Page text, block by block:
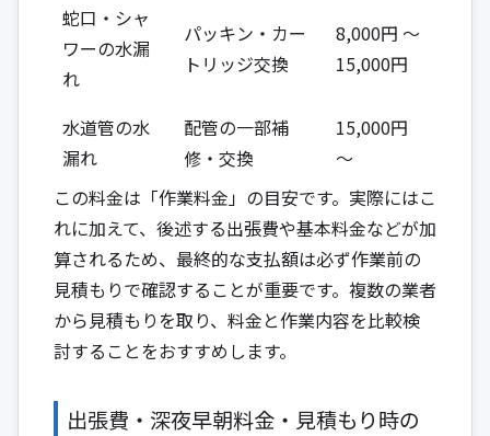
蛇口・シャ
ワーの水漏
れ
パッキン・カー
トリッジ交換
8,000円 ～
15,000円
水道管の水
漏れ
配管の一部補
修・交換
15,000円
～
この料金は「作業料金」の目安です。実際にはこ
れに加えて、後述する出張費や基本料金などが加
算されるため、最終的な支払額は必ず作業前の
見積もりで確認することが重要です。複数の業者
から見積もりを取り、料金と作業内容を比較検
討することをおすすめします。
出張費・深夜早朝料金・見積もり時の